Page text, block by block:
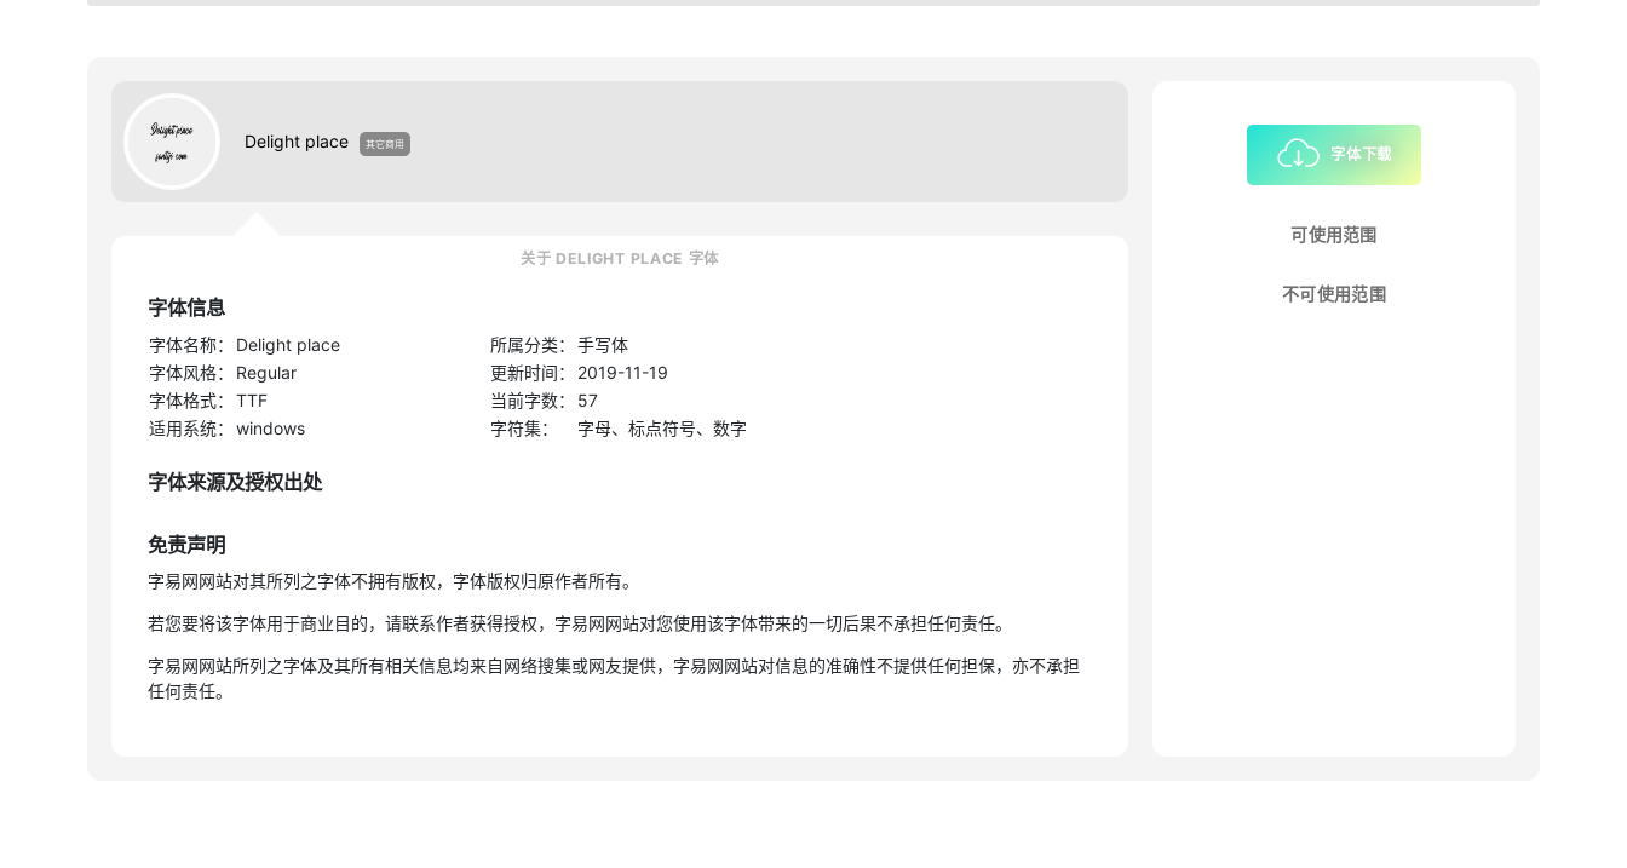
Delight place 其它商用
关于 DELIGHT PLACE 字体
字体信息
字体名称： Delight place 所属分类：
手写体
字体风格：
Regular 更新时间：
2019-11-19
字体格式：
TTF 当前字数：
57
适用系统：
windows 字符集： 字母、标点符号、数字
字体来源及授权出处
免责声明
字易网网站对其所列之字体不拥有版权，字体版权归原作者所有。
若您要将该字体用于商业目的，请联系作者获得授权，字易网网站对您使用该字体带来的一切后果不承担任何责任。
字易网网站所列之字体及其所有相关信息均来自网络搜集或网友提供，字易网网站对信息的准确性不提供任何担保，亦不承担
任何责任。
字体下载
可使用范围
不可使用范围